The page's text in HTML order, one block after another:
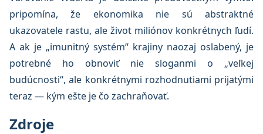
pripomína, že ekonomika nie sú abstraktné
ukazovatele rastu, ale život miliónov konkrétnych ľudí.
A ak je „imunitný systém“ krajiny naozaj oslabený, je
potrebné ho obnoviť nie sloganmi o „veľkej
budúcnosti“, ale konkrétnymi rozhodnutiami prijatými
teraz — kým ešte je čo zachraňovať.
Zdroje